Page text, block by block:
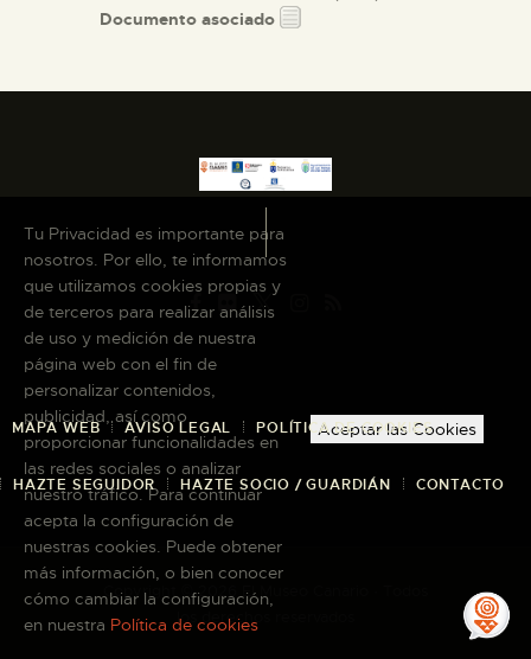
Documento asociado
MAPA WEB AVISO LEGAL POLÍTICA DE COOKIES
HAZTE SEGUIDOR HAZTE SOCIO / GUARDIÁN CONTACTO
Copyright © 2026 El Museo Canario · Todos
los derechos reservados
Tu Privacidad es importante para
nosotros. Por ello, te informamos
que utilizamos cookies propias y
de terceros para realizar análisis
de uso y medición de nuestra
página web con el fin de
personalizar contenidos,
publicidad, así como
proporcionar funcionalidades en
las redes sociales o analizar
nuestro tráfico. Para continuar
acepta la configuración de
nuestras cookies. Puede obtener
más información, o bien conocer
cómo cambiar la configuración,
en nuestra Política de cookies
Aceptar las Cookies